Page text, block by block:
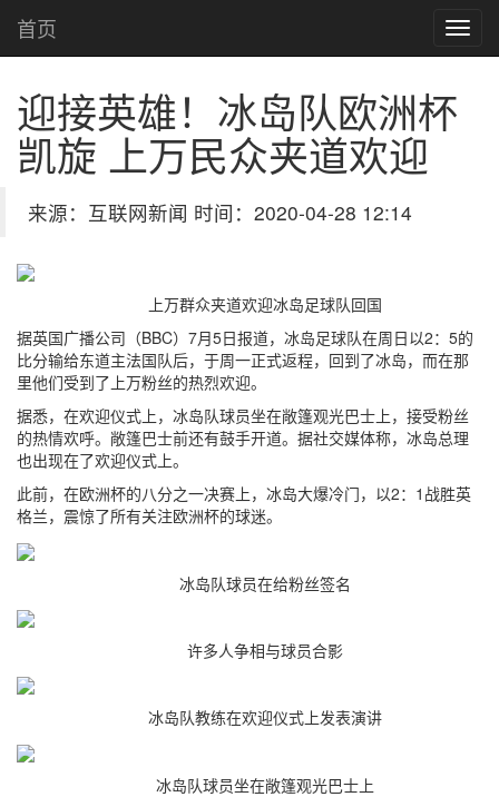
首页
迎接英雄！冰岛队欧洲杯
凯旋 上万民众夹道欢迎
来源：互联网新闻 时间：2020-04-28 12:14
上万群众夹道欢迎冰岛足球队回国
据英国广播公司（BBC）7月5日报道，冰岛足球队在周日以2：5的
比分输给东道主法国队后，于周一正式返程，回到了冰岛，而在那
里他们受到了上万粉丝的热烈欢迎。
据悉，在欢迎仪式上，冰岛队球员坐在敞篷观光巴士上，接受粉丝
的热情欢呼。敞篷巴士前还有鼓手开道。据社交媒体称，冰岛总理
也出现在了欢迎仪式上。
此前，在欧洲杯的八分之一决赛上，冰岛大爆冷门，以2：1战胜英
格兰，震惊了所有关注欧洲杯的球迷。
冰岛队球员在给粉丝签名
许多人争相与球员合影
冰岛队教练在欢迎仪式上发表演讲
冰岛队球员坐在敞篷观光巴士上